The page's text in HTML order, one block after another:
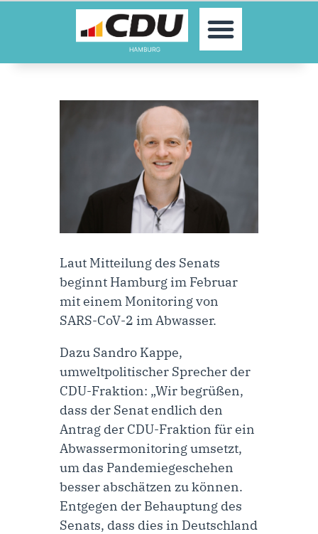
MOIN!
AKTUELLES
PARLAMENTE
MITGLIED WERDEN!
Laut Mitteilung des Senats
beginnt Hamburg im Februar
mit einem Monitoring von
SARS-CoV-2 im Abwasser.
Dazu Sandro Kappe,
umweltpolitischer Sprecher der
CDU-Fraktion: „Wir begrüßen,
dass der Senat endlich den
Antrag der CDU-Fraktion für ein
Abwassermonitoringumsetzt,
um das Pandemiegeschehen
besser abschätzen zu können.
Entgegen der Behauptung des
Senats, dass dies in Deutschland